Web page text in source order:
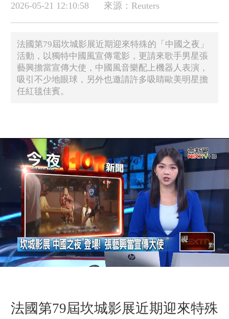
2026-05-21 12:10:58 來源：Reuters
法國第79屆坎城影展近期迎來特殊的「中國之夜」
活動，以獨特中國風宣傳電影，更請來歌手男星張
藝興擔當宣傳大使，中國風音樂配上機器人表演，
吸引不少地眼球，另外也邀請許多吸睛歐美明星擔
任紅毯佳賓。
法國第79屆坎城影展近期迎來特殊